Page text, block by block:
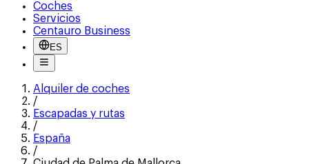
Coches
Servicios
Centauro Business
ES
Alquiler de coches
/
Escapadas y rutas
/
España
/